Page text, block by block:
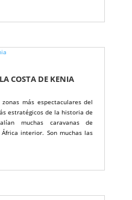
COSTA DE KENIA
más espectaculares del
estratégicos de la historia de
muchas caravanas de
interior. Son muchas las